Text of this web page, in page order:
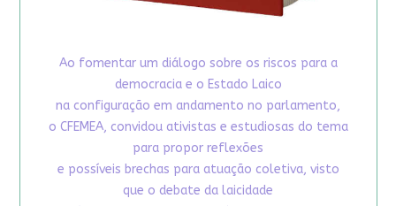
Ao fomentar um diálogo sobre os riscos para a
democracia e o Estado Laico
na configuração em andamento no parlamento,
o CFEMEA, convidou ativistas e estudiosas do tema
para propor reflexões
e possíveis brechas para atuação coletiva, visto
que o debate da laicidade